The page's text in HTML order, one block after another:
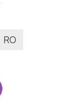
RO